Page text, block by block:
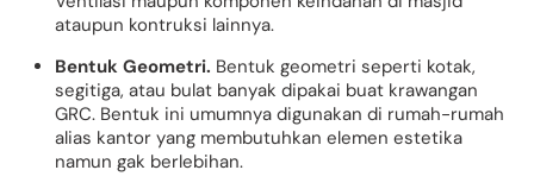
ataupun kontruksi lainnya.
Bentuk Geometri. Bentuk geometri seperti kotak,
segitiga, atau bulat banyak dipakai buat krawangan
GRC. Bentuk ini umumnya digunakan di rumah-rumah
alias kantor yang membutuhkan elemen estetika
namun gak berlebihan.